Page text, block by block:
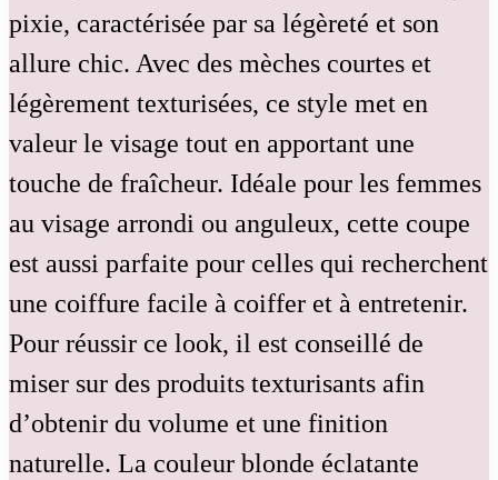
pixie, caractérisée par sa légèreté et son
allure chic. Avec des mèches courtes et
légèrement texturisées, ce style met en
valeur le visage tout en apportant une
touche de fraîcheur. Idéale pour les femmes
au visage arrondi ou anguleux, cette coupe
est aussi parfaite pour celles qui recherchent
une coiffure facile à coiffer et à entretenir.
Pour réussir ce look, il est conseillé de
miser sur des produits texturisants afin
d’obtenir du volume et une finition
naturelle. La couleur blonde éclatante